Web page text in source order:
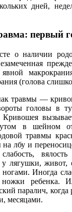
дней,
первый
о наличии
явной
(голова
травмы —
головы в
Кривошея
в шейном
травмы
на лбу и
лягушки, живот,
Иногда
ребенка.
па­ралич, когда
месяцами.